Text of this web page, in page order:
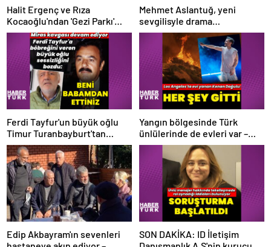
Halit Ergenç ve Rıza
Kocaoğlu'ndan 'Gezi Parkı'
ifadesi – Magazin haberleri
Mehmet Aslantuğ, yeni
sevgilisyle drama
çalışmalarında tanıştı –
Magazin haberleri
Ferdi Tayfur'un büyük oğlu
Timur Turanbayburt'tan
açıklama Magazin haberleri
Yangın bölgesinde Türk
ünlülerinde de evleri var –
Magazin haberleri
Edip Akbayram'ın sevenleri
SON DAKİKA: ID İletişim